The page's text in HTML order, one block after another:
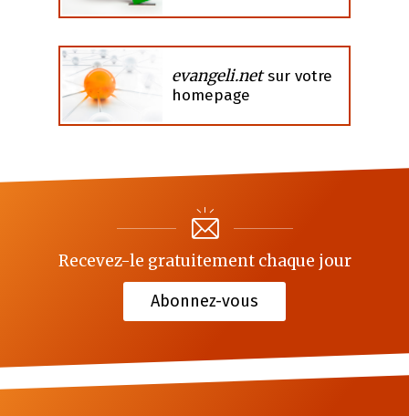
evangeli.netsur votre
homepage
Recevez-le gratuitement chaque jour
Abonnez-vous